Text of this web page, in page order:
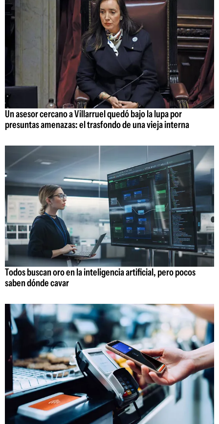
Un asesor cercano a Villarruel quedó bajo la lupa por
presuntas amenazas: el trasfondo de una vieja interna
Todos buscan oro en la inteligencia artificial, pero pocos
saben dónde cavar